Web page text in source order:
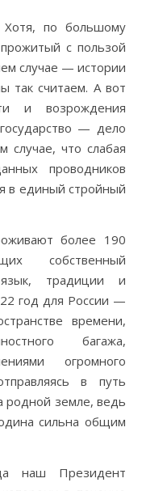
с пользой
случае — истории
так считаем. А вот
и возрождения
— дело
случае, что слабая
проводников
в единый стройный
более 190
собственный
традиции и
год для России —
времени,
багажа,
огромного
в путь
родной земле, ведь
сильна общим
наш Президент